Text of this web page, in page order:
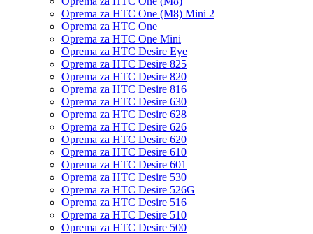
Oprema za HTC One (M8) Mini 2
Oprema za HTC One
Oprema za HTC One Mini
Oprema za HTC Desire Eye
Oprema za HTC Desire 825
Oprema za HTC Desire 820
Oprema za HTC Desire 816
Oprema za HTC Desire 630
Oprema za HTC Desire 628
Oprema za HTC Desire 626
Oprema za HTC Desire 620
Oprema za HTC Desire 610
Oprema za HTC Desire 601
Oprema za HTC Desire 530
Oprema za HTC Desire 526G
Oprema za HTC Desire 516
Oprema za HTC Desire 510
Oprema za HTC Desire 500